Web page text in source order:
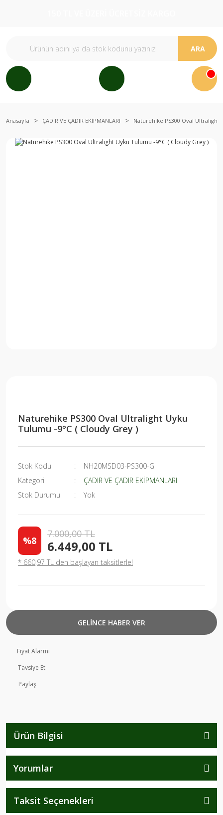
ARA
Anasayfa ÇADIR VE ÇADIR EKİPMANLARI Naturehike PS300 Oval Ultralight
Naturehike PS300 Oval Ultralight Uyku
Tulumu -9°C ( Cloudy Grey )
Stok Kodu
NH20MSD03-PS300-G
Kategori
ÇADIR VE ÇADIR EKİPMANLARI
Stok Durumu
Yok
%8
7.000,00 TL
6.449,00 TL
* 660,97 TL den başlayan taksitlerle!
GELİNCE HABER VER
Fiyat Alarmı
Tavsiye Et
Paylaş
Ürün Bilgisi
Yorumlar
Taksit Seçenekleri